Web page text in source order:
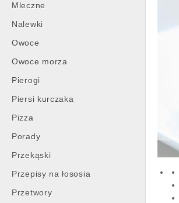
Mleczne
Nalewki
Owoce
Owoce morza
Pierogi
Piersi kurczaka
Pizza
Porady
Przekąski
Przepisy na łososia
Przetwory